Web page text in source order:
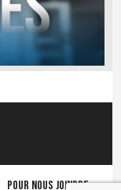
Pour nous joindre